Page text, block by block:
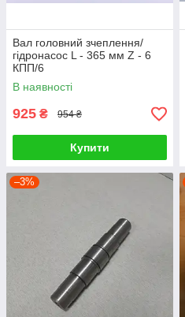
Вал головний зчеплення/
гідронасос L - 365 мм Z - 6
КПП/6
В наявності
925 ₴ 954 ₴
Купити
–3%